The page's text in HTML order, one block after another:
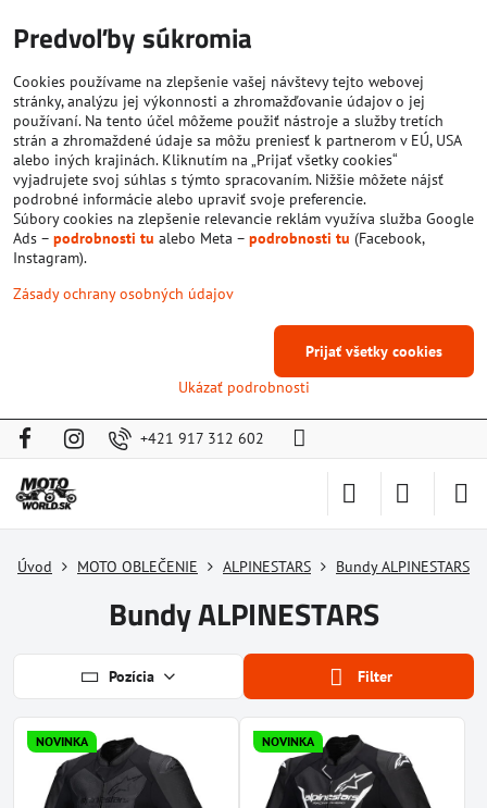
+421 917 312 602
Úvod MOTO OBLEČENIE ALPINESTARS Bundy ALPINESTARS
Bundy ALPINESTARS
Pozícia Filter
NOVINKA NOVINKA
Predvoľby súkromia
Cookies používame na zlepšenie vašej návštevy tejto webovej
stránky, analýzu jej výkonnosti a zhromažďovanie údajov o jej
používaní. Na tento účel môžeme použiť nástroje a služby tretích
strán a zhromaždené údaje sa môžu preniesť k partnerom v EÚ, USA
alebo iných krajinách. Kliknutím na „Prijať všetky cookies“
vyjadrujete svoj súhlas s týmto spracovaním. Nižšie môžete nájsť
podrobné informácie alebo upraviť svoje preferencie.
Súbory cookies na zlepšenie relevancie reklám využíva služba Google
Ads – podrobnosti tu alebo Meta – podrobnosti tu (Facebook,
Instagram).
Zásady ochrany osobných údajov
Ukázať podrobnosti
Prijať všetky cookies